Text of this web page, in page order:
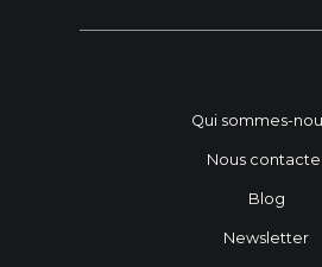
Qui sommes-
Nous
Blog
Newsletter